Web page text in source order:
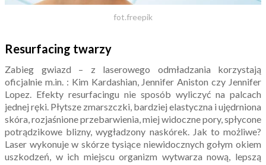
fot.freepik
Resurfacing twarzy
Zabieg gwiazd – z laserowego odmładzania korzystają
oficjalnie m.in. : Kim Kardashian, Jennifer Aniston czy Jennifer
Lopez. Efekty resurfacingu nie sposób wyliczyć na palcach
jednej ręki. Płytsze zmarszczki, bardziej elastyczna i ujędrniona
skóra, rozjaśnione przebarwienia, miej widoczne pory, spłycone
potrądzikowe blizny, wygładzony naskórek. Jak to możliwe?
Laser wykonuje w skórze tysiące niewidocznych gołym okiem
uszkodzeń, w ich miejscu organizm wytwarza nową, lepszą